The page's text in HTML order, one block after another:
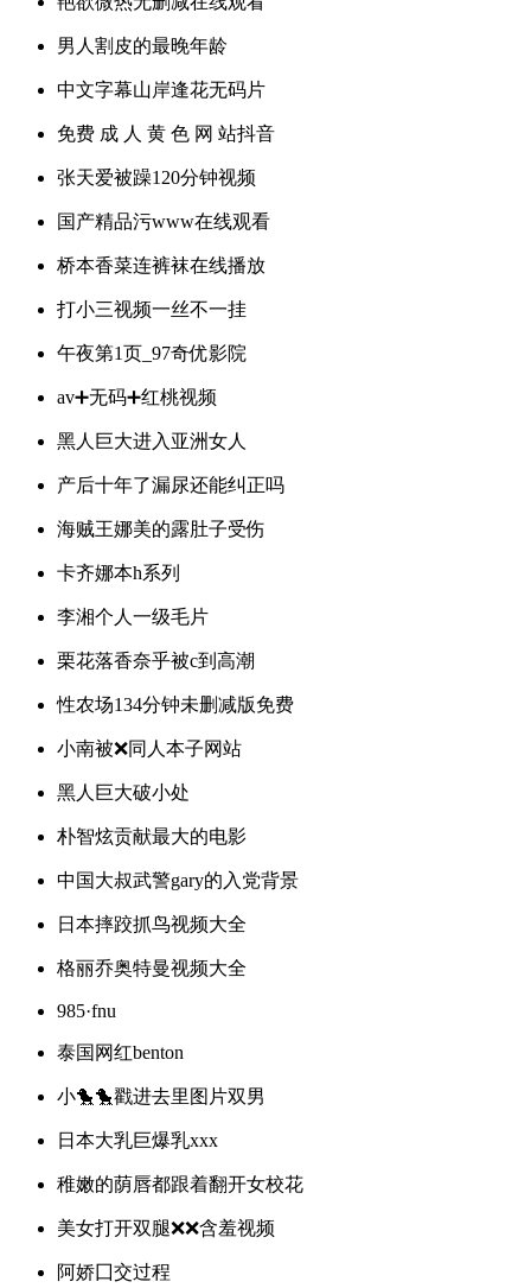
男人割皮的最晚年龄
中文字幕山岸逢花无码片
免费 成 人 黄 色 网 站抖音
张天爱被躁120分钟视频
国产精品污www在线观看
桥本香菜连裤袜在线播放
打小三视频一丝不一挂
午夜第1页_97奇优影院
av➕无码➕红桃视频
黑人巨大进入亚洲女人
产后十年了漏尿还能纠正吗
海贼王娜美的露肚子受伤
卡齐娜本h系列
李湘个人一级毛片
栗花落香奈乎被c到高潮
性农场134分钟未删减版免费
小南被❌同人本子网站
黑人巨大破小处
朴智炫贡献最大的电影
中国大叔武警gary的入党背景
日本摔跤抓鸟视频大全
格丽乔奥特曼视频大全
985·fnu
泰国网红benton
小🐤🐤戳进去里图片双男
日本大乳巨爆乳xxx
稚嫩的荫唇都跟着翻开女校花
美女打开双腿❌❌含羞视频
阿娇囗交过程